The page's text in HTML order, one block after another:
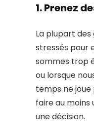
1. Prenez
La plupart des
stressés pour
sommes trop
ou lorsque
temps ne
faire au
une décision.